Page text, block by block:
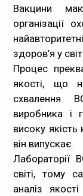
Вакцини
організації
здоров’я у
Процес
якості, що
схвалення
виробника і
високу якість
він випускає.
Лабораторії
світі, тому
аналіз